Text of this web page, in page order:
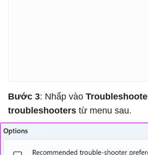
Bước 3: Nhấp vào
troubleshooters từ menu sau.